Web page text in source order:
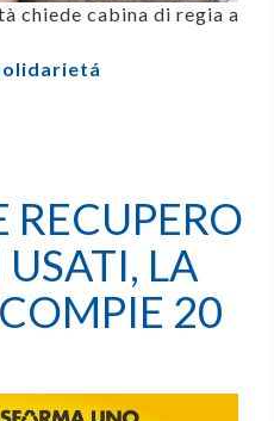
chiede cabina di regia a
RECUPERO
LA
20